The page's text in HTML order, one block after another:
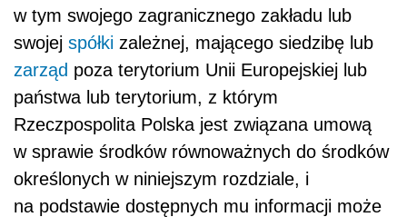
w tym swojego zagranicznego zakładu lub
swojej spółki zależnej, mającego siedzibę lub
zarząd poza terytorium Unii Europejskiej lub
państwa lub terytorium, z którym
Rzeczpospolita Polska jest związana umową
w sprawie środków równoważnych do środków
określonych w niniejszym rozdziale, i
na podstawie dostępnych mu informacji może